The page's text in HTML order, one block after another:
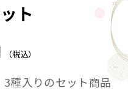
ト
（税込）
種入りのセット商品